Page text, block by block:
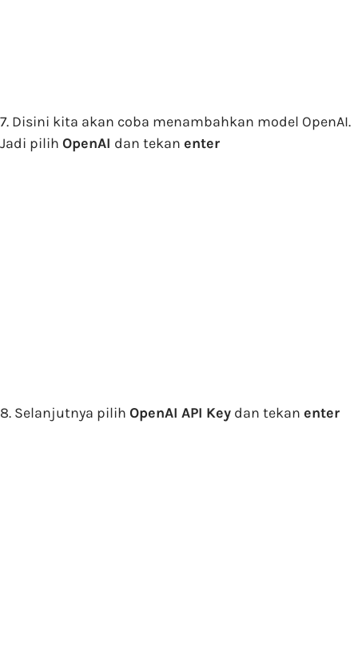
7. Disini kita akan coba menambahkan model OpenAI.
Jadi pilih OpenAI dan tekan enter
8. Selanjutnya pilih OpenAI API Key dan tekan enter